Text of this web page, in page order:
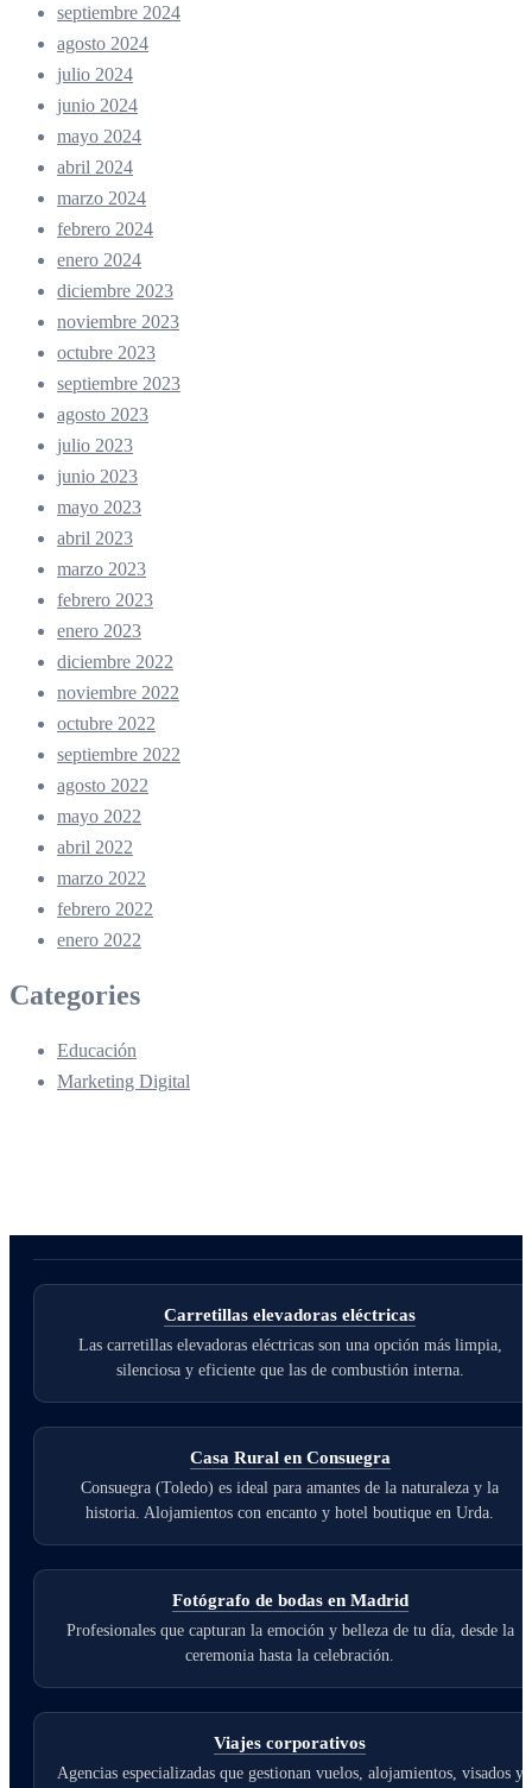
septiembre 2024
agosto 2024
julio 2024
junio 2024
mayo 2024
abril 2024
marzo 2024
febrero 2024
enero 2024
diciembre 2023
noviembre 2023
octubre 2023
septiembre 2023
agosto 2023
julio 2023
junio 2023
mayo 2023
abril 2023
marzo 2023
febrero 2023
enero 2023
diciembre 2022
noviembre 2022
octubre 2022
septiembre 2022
agosto 2022
mayo 2022
abril 2022
marzo 2022
febrero 2022
enero 2022
Categories
Educación
Marketing Digital
Carretillas elevadoras eléctricas
Las carretillas elevadoras eléctricas son una opción más limpia,
silenciosa y eficiente que las de combustión interna.
Casa Rural en Consuegra
Consuegra (Toledo) es ideal para amantes de la naturaleza y la
historia. Alojamientos con encanto y hotel boutique en Urda.
Fotógrafo de bodas en Madrid
Profesionales que capturan la emoción y belleza de tu día, desde la
ceremonia hasta la celebración.
Viajes corporativos
Agencias especializadas que gestionan vuelos, alojamientos, visados y